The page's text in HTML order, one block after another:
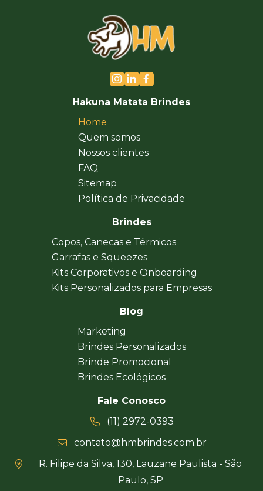
Hakuna Matata Brindes
Home
Quem somos
Nossos clientes
FAQ
Sitemap
Política de Privacidade
Brindes
Copos, Canecas e Térmicos
Garrafas e Squeezes
Kits Corporativos e Onboarding
Kits Personalizados para Empresas
Blog
Marketing
Brindes Personalizados
Brinde Promocional
Brindes Ecológicos
Fale Conosco
(11) 2972-0393
contato@hmbrindes.com.br
R. Filipe da Silva, 130, Lauzane Paulista - São
Paulo, SP